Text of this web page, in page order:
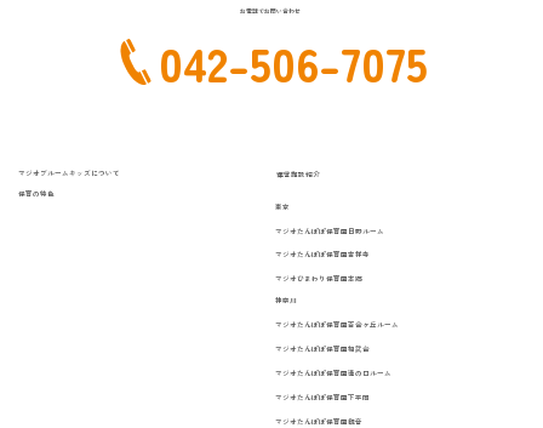
お電話でお問い合わせ
042-506-7075
マジオブルームキッズについて
保育の特色
運営施設紹介
東京
マジオたんぽぽ保育園日野ルーム
マジオたんぽぽ保育園吉祥寺
マジオひまわり保育園本郷
神奈川
マジオたんぽぽ保育園百合ヶ丘ルーム
マジオたんぽぽ保育園相武台
マジオたんぽぽ保育園溝の口ルーム
マジオたんぽぽ保育園下平間
マジオたんぽぽ保育園観音